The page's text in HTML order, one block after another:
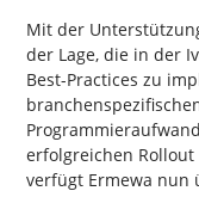
Mit der
der Lage, die in der
Best-Practices zu
erfolgreichen
verfügt Ermewa nun